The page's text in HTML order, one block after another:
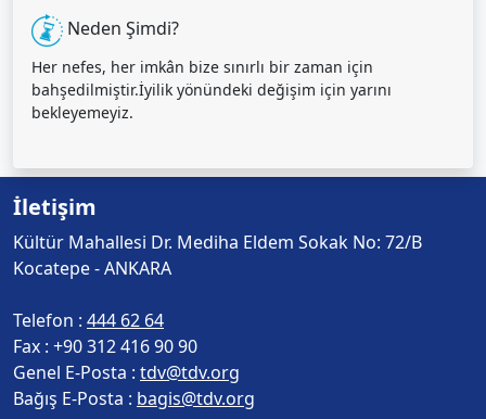
Neden Şimdi?
Her nefes, her imkân bize sınırlı bir zaman için
bahşedilmiştir.İyilik yönündeki değişim için yarını
bekleyemeyiz.
İletişim
Kültür Mahallesi Dr. Mediha Eldem Sokak No: 72/B
Kocatepe - ANKARA
Telefon : 444 62 64
Fax : +90 312 416 90 90
Genel E-Posta : tdv@tdv.org
Bağış E-Posta : bagis@tdv.org